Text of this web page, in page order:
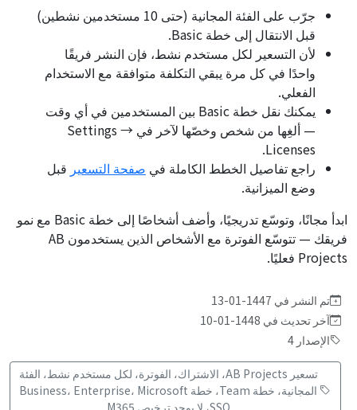
جرّب على الفئة المجانية (حتى 10 مستخدمين نشطين)
قبل الانتقال إلى خطة Basic.
لأن التسعير لكل مستخدم نشط، فإن النشر فريقًا
واحدًا في كل مرة يبقي التكلفة متوافقة مع الاستخدام
الفعلي.
يمكنك نقل خطة Basic بين المستخدمين في أي وقت
— ألغِها من شخص وخصّها لآخر في Settings →
Licenses.
راجع تفاصيل الخطط الكاملة في صفحة التسعير قبل
وضع الميزانية.
ابدأ مجانًا، وتوسّع تدريجيًا، وأضف أشخاصًا إلى خطة Basic مع نمو
فريقك — تتوسّع الفوترة مع الأشخاص الذين يستخدمون AB
Projects فعليًا.
تم النشر في 1447-01-13
آخر تحديث في 1448-01-10
الإصدار 4
تسعير AB Projects، الاشتراك، الفوترة، لكل مستخدم نشط، الفئة
المجانية، خطة Team، خطة Business، Enterprise، Microsoft
SSO، لا يوجد ترخيص M365